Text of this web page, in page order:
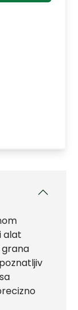
alat
grana